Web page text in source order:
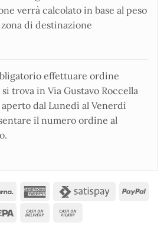
verrà calcolato in base al peso
di destinazione
effettuare ordine
trova in Via Gustavo Roccella
aperto dal Lunedì al Venerdì
il numero ordine al